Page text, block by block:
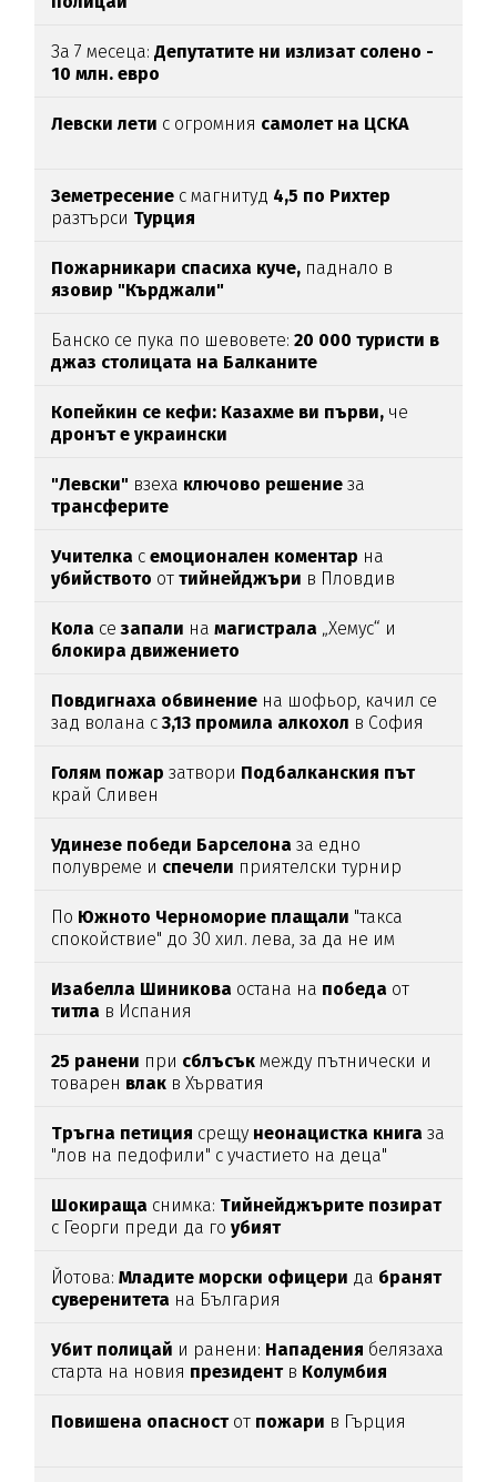
За 7 месеца: Депутатите ни излизат солено -
10 млн. евро
Левски лети с огромния самолет на ЦСКА
Земетресение с магнитуд 4,5 по Рихтер
разтърси Турция
Пожарникари спасиха куче, паднало в
язовир "Кърджали"
Банско се пука по шевовете:20 000 туристи в
джаз столицата на Балканите
Копейкин се кефи: Казахме ви първи, че
дронът е украински
"Левски" взеха ключово решение за
трансферите
Учителка семоционален коментар на
убийството оттийнейджъри в Пловдив
Кола сезапали намагистрала „Хемус“ и
блокира движението
Повдигнаха обвинение на шофьор, качил се
зад волана с3,13 промила алкохол в София
Голям пожар затвори Подбалканския път
край Сливен
Удинезе победи Барселона за едно
полувреме и спечели приятелски турнир
По Южното Черноморие плащали "такса
спокойствие" до 30 хил. лева, за да не им
Изабелла Шиникова остана на победа от
титла в Испания
25 ранени при сблъсък между пътнически и
товарен влак в Хърватия
Тръгна петиция срещу неонацистка книга за
"лов на педофили" с участието на деца"
Шокираща снимка: Тийнейджърите позират
с Георги преди да гоубият
Йотова:Младите морски офицери да бранят
суверенитета на България
Убит полицай и ранени: Нападения белязаха
старта на новия президентв Колумбия
Повишена опасностот пожари в Гърция